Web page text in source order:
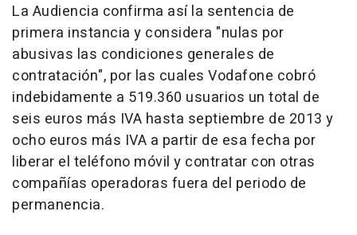
La Audiencia confirma así la sentencia de
primera instancia y considera "nulas por
abusivas las condiciones generales de
contratación", por las cuales Vodafone cobró
indebidamente a 519.360 usuarios un total de
seis euros más IVA hasta septiembre de 2013 y
ocho euros más IVA a partir de esa fecha por
liberar el teléfono móvil y contratar con otras
compañías operadoras fuera del periodo de
permanencia.